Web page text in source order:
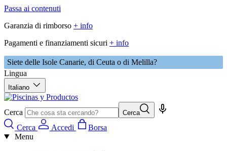
Passa ai contenuti
Garanzia di rimborso + info
Pagamenti e finanziamenti sicuri + info
Siete delle Isole Canarie, di Ceuta o di Melilla?
Lingua
Italiano
Cerca Cerca
Cerca Accedi
Borsa
Menu